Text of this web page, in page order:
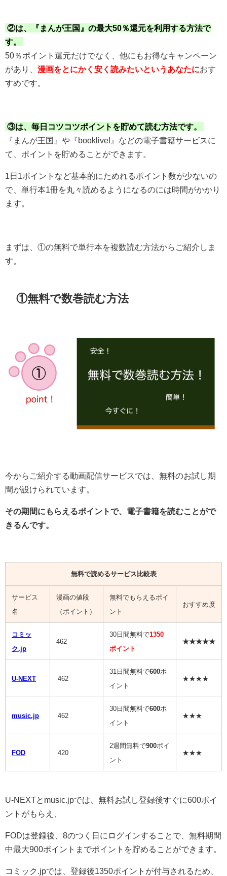
②は、『まんが王国』の最大50％還元を利用する方法で
す。
50％ポイント還元だけでなく、他にもお得なキャンペーン
があり、 漫画をとにかく安く読みたいというあなたにおす
すめです。
③は、毎日コツコツポイントを貯めて読む方法です。
『まんが王国』や『booklive!』などの電子書籍サービスに
て、ポイントを貯めることができます。
1日1ポイントなど基本的にためれるポイント数が少ないの
で、単行本1冊を丸々読めるようになるのには時間がかかり
ます。
まずは、①の無料で単行本を複数読む方法からご紹介しま
す。
①無料で数巻読む方法
今からご紹介する動画配信サービスでは、無料のお試し期
間が設けられています。
その期間にもらえるポイントで、電子書籍を読むことがで
きるんです。
無料で読めるサービス比較表
サービス
名
漫画の値段
（ポイント）
無料でもらえるポイ
ント
おすすめ度
コミッ
ク.jp
462
30日間無料で1350
ポイント
★★★★★
U-NEXT 462
31日間無料で600ポ
イント
★★★★
music.jp 462
30日間無料で600ポ
イント
★★★
FOD 420
2週間無料で900ポイ
ント
★★★
U-NEXTとmusic.jpでは、無料お試し登録後すぐに600ポイ
ントがもらえ、
FODは登録後、8のつく日にログインすることで、無料期間
中最大900ポイントまでポイントを貯めることができます。
コミック.jpでは、登録後1350ポイントが付与されるため、